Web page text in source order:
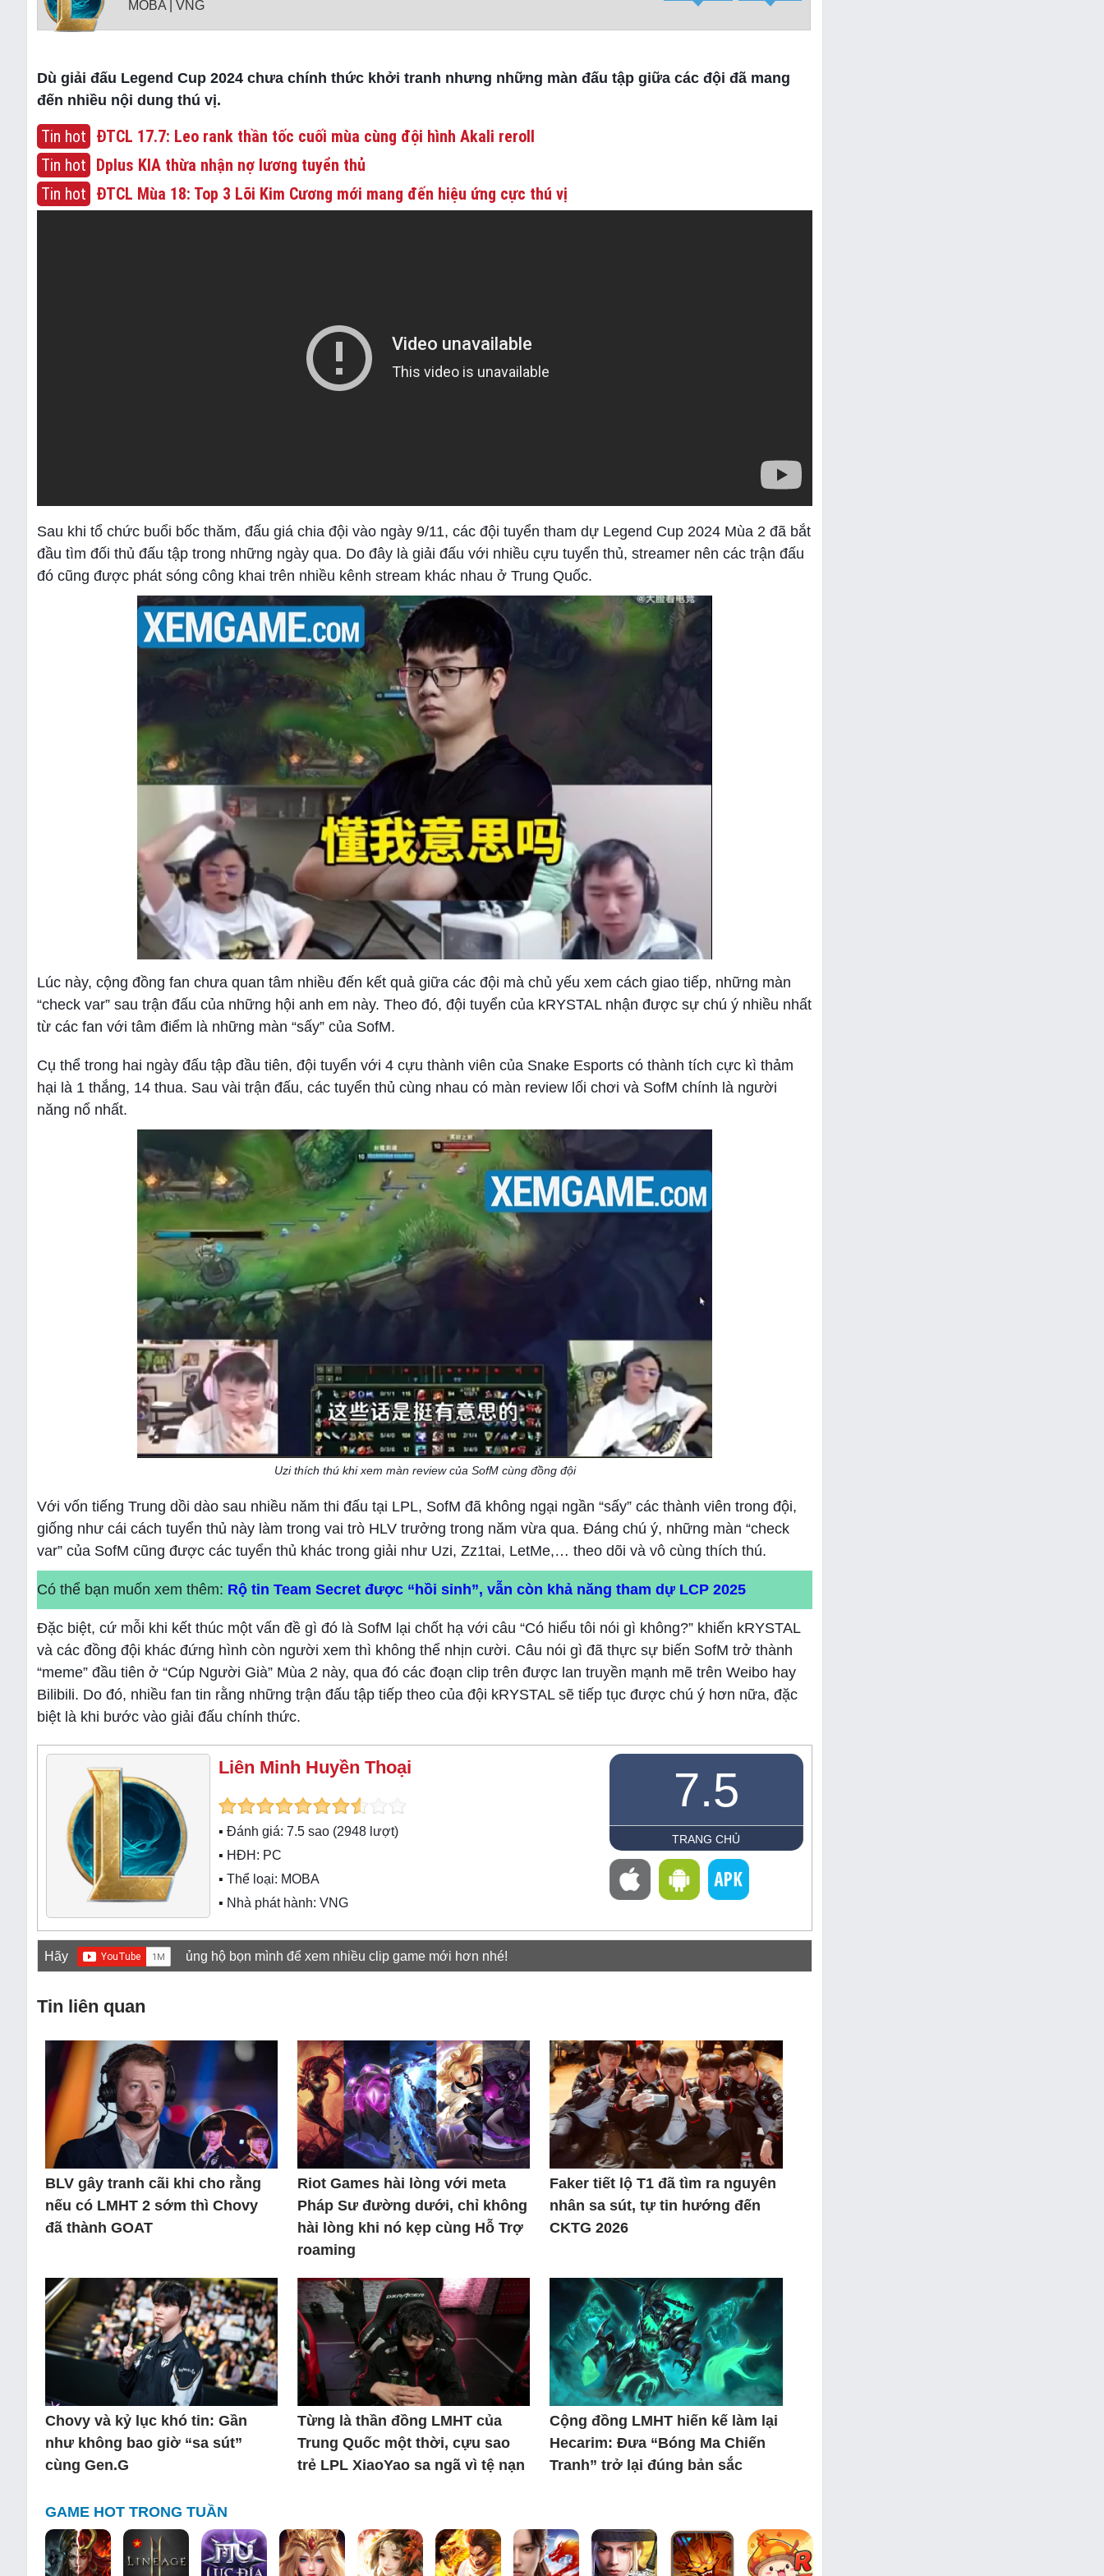
MOBA | VNG
Dù giải đấu Legend Cup 2024 chưa chính thức khởi tranh nhưng những màn đấu tập giữa các đội đã mang
đến nhiều nội dung thú vị.
Tin hot ĐTCL 17.7: Leo rank thần tốc cuối mùa cùng đội hình Akali reroll
Tin hot Dplus KIA thừa nhận nợ lương tuyển thủ
Tin hot ĐTCL Mùa 18: Top 3 Lõi Kim Cương mới mang đến hiệu ứng cực thú vị
Sau khi tổ chức buổi bốc thăm, đấu giá chia đội vào ngày 9/11, các đội tuyển tham dự Legend Cup 2024 Mùa 2 đã bắt
đầu tìm đối thủ đấu tập trong những ngày qua. Do đây là giải đấu với nhiều cựu tuyển thủ, streamer nên các trận đấu
đó cũng được phát sóng công khai trên nhiều kênh stream khác nhau ở Trung Quốc.
Lúc này, cộng đồng fan chưa quan tâm nhiều đến kết quả giữa các đội mà chủ yếu xem cách giao tiếp, những màn
“check var” sau trận đấu của những hội anh em này. Theo đó, đội tuyển của kRYSTAL nhận được sự chú ý nhiều nhất
từ các fan với tâm điểm là những màn “sấy” của SofM.
Cụ thể trong hai ngày đấu tập đầu tiên, đội tuyển với 4 cựu thành viên của Snake Esports có thành tích cực kì thảm
hại là 1 thắng, 14 thua. Sau vài trận đấu, các tuyển thủ cùng nhau có màn review lối chơi và SofM chính là người
năng nổ nhất.
Uzi thích thú khi xem màn review của SofM cùng đồng đội
Với vốn tiếng Trung dồi dào sau nhiều năm thi đấu tại LPL, SofM đã không ngại ngần “sấy” các thành viên trong đội,
giống như cái cách tuyển thủ này làm trong vai trò HLV trưởng trong năm vừa qua. Đáng chú ý, những màn “check
var” của SofM cũng được các tuyển thủ khác trong giải như Uzi, Zz1tai, LetMe,… theo dõi và vô cùng thích thú.
Có thể bạn muốn xem thêm: Rộ tin Team Secret được “hồi sinh”, vẫn còn khả năng tham dự LCP 2025
Đặc biệt, cứ mỗi khi kết thúc một vấn đề gì đó là SofM lại chốt hạ với câu “Có hiểu tôi nói gì không?” khiến kRYSTAL
và các đồng đội khác đứng hình còn người xem thì không thể nhịn cười. Câu nói gì đã thực sự biến SofM trở thành
“meme” đầu tiên ở “Cúp Người Già” Mùa 2 này, qua đó các đoạn clip trên được lan truyền mạnh mẽ trên Weibo hay
Bilibili. Do đó, nhiều fan tin rằng những trận đấu tập tiếp theo của đội kRYSTAL sẽ tiếp tục được chú ý hơn nữa, đặc
biệt là khi bước vào giải đấu chính thức.
Liên Minh Huyền Thoại
▪ Đánh giá: 7.5 sao (2948 lượt)
▪ HĐH: PC
▪ Thể loại: MOBA
▪ Nhà phát hành: VNG
7.5
TRANG CHỦ
Hãy ủng hộ bọn mình để xem nhiều clip game mới hơn nhé!
Tin liên quan
BLV gây tranh cãi khi cho rằng
nếu có LMHT 2 sớm thì Chovy
đã thành GOAT
Riot Games hài lòng với meta
Pháp Sư đường dưới, chỉ không
hài lòng khi nó kẹp cùng Hỗ Trợ
roaming
Faker tiết lộ T1 đã tìm ra nguyên
nhân sa sút, tự tin hướng đến
CKTG 2026
Chovy và kỷ lục khó tin: Gần
như không bao giờ “sa sút”
cùng Gen.G
Từng là thần đồng LMHT của
Trung Quốc một thời, cựu sao
trẻ LPL XiaoYao sa ngã vì tệ nạn
Cộng đồng LMHT hiến kế làm lại
Hecarim: Đưa “Bóng Ma Chiến
Tranh” trở lại đúng bản sắc
GAME HOT TRONG TUẦN